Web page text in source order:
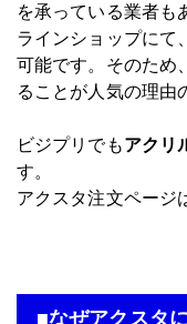
を承っている業者も
ラインショップにて
可能です。そのため
ることが人気の理由
ビジプリでもアクリ
す。
アクスタ注文ページ
■なぜアクスタ